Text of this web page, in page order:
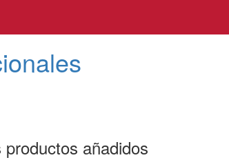
productos añadidos